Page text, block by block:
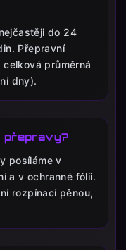
do 24
Přepravní
průměrná
dny).
přepravy?
posíláme v
a v ochranné fólii.
rozpínací pěnou,